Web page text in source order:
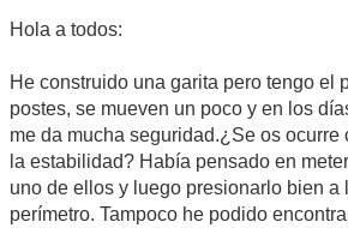
Hola a todos:
He construido una garita pero tengo el
postes, se mueven un poco y en los
me da mucha seguridad.¿Se os ocurre
la estabilidad? Había pensado en
uno de ellos y luego presionarlo bien a
perímetro. Tampoco he podido